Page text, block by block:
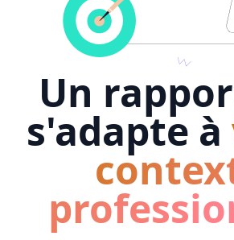
Un
s'adapte à